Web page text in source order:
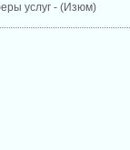
услуг - (Изюм)